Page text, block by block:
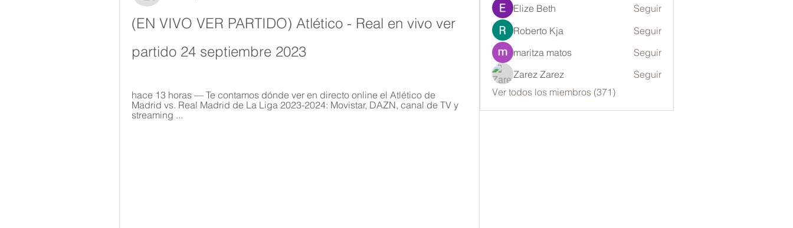
(EN VIVO VER PARTIDO) Atlético - Real en vivo ver
partido 24 septiembre 2023
hace 13 horas — Te contamos dónde ver en directo online el Atlético de
Madrid vs. Real Madrid de La Liga 2023-2024: Movistar, DAZN, canal de TV y
streaming ...
Elize Beth
Seguir
Roberto Kja
Seguir
maritza matos
Seguir
Zarez Zarez
Seguir
Ver todos los miembros (371)